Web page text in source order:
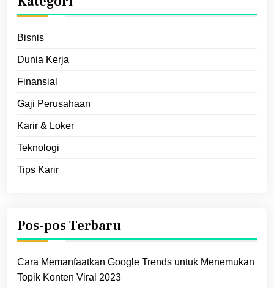
Bisnis
Dunia Kerja
Finansial
Gaji Perusahaan
Karir & Loker
Teknologi
Tips Karir
Pos-pos Terbaru
Cara Memanfaatkan Google Trends untuk Menemukan
Topik Konten Viral 2023